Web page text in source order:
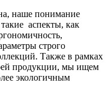
наше понимание
аспекты, как
строго
Также в рамках
продукции, мы ищем
экологичным